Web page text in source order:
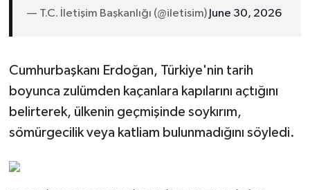
— T.C. İletişim Başkanlığı (@iletisim) June 30, 2026
Cumhurbaşkanı Erdoğan, Türkiye'nin tarih
boyunca zulümden kaçanlara kapılarını açtığını
belirterek, ülkenin geçmişinde soykırım,
sömürgecilik veya katliam bulunmadığını söyledi.